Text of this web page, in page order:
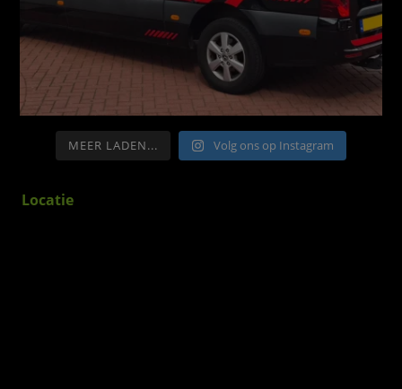
MEER LADEN... Volg ons op Instagram
Locatie